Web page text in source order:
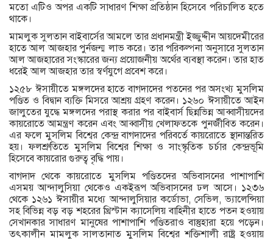
মতো এটিও অপর একটি সাধারণ শিক্ষা প্রতিষ্ঠান হিসেবে পরিচালিত হতে
থাকে।
মামলুক সুলতান বাইবার্সের আমলে তার প্রধানমন্ত্রী ইজ্জুদ্দীন আয়দেমীরের
হাতে আল আজহার পুর্নজন্ম লাভ করে। তার পরিকল্পনা অনুসারে সুলতান
আল আজহারের সংস্কারের জন্য প্রয়োজনীয় অর্থের ব্যবস্থা করেন। তার হাত
ধরেই আল আজহার তার স্বর্ণযুগে প্রবেশ করে।
১২৫৮ ঈসায়ীতে মঙ্গলদের হাতে বাগদাদের পতনের পর অসংখ্য মুসলিম
পণ্ডিত ও বিদ্বান ব্যক্তি মিসরে আশ্রয় গ্রহণ করেন। ১২৬০ ঈসায়ীতে আইন
জালুতের যুদ্ধে মঙ্গলদের পরাস্থ করার পর বাইবার্স ছিন্নভিন্ন আব্বাসীয়দের
কায়রোতে আমন্ত্রণ করেন এবং আব্বাসীয় খেলাফতকে পুনর্জীবিত করেন।
এর ফলে মুসলিম বিশ্বের কেন্দ্র বাগদাদের পরিবর্তে কায়রোতে স্থানান্তরিত
হয়। ফলশ্রুতিতে মুসলিম বিশ্বের শিক্ষা ও সাংস্কৃতিক চর্চার কেন্দ্রভূমি
হিসেবে কায়রোর গুরুত্ব বৃদ্ধি পায়।
বাগদাদ থেকে কায়রোতে মুসলিম পণ্ডিতদের অভিবাসনের পাশাপাশি
এসময় আন্দালুসিয়া থেকেও একইরূপ অভিবাসনের ঢল আসে। ১২৩৬
থেকে ১২৬১ ঈসায়ীর মধ্যে আন্দালুসিয়ার কর্ডোভা, সেভিল, ভ্যালেন্সিয়া
সহ বিভিন্ন বড় বড় শহরের খ্রিস্টান ক্যাসেলিয় বাহিনীর হাতে পতন হওয়ায়
সেখানকার সাধারণ মানুষের পাশাপাশি পণ্ডিতরাও বাস্তুহারা হয়ে পড়েন।
তৎকালীন মামলুক সালতানাত মুসলিম বিশ্বের শক্তিশালী রাষ্ট্র হওয়ায়